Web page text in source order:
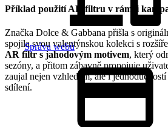
Správa webů
Příklad použití AR filtru v rámci
Značka Dolce & Gabbana přišla s
spojila svou valentýnskou kolekci s
AR filtr s jahodovým motivem, který
sezóny, a přitom zábavně propojuje
zaujal nejen vzhledem, ale i
sdílení.